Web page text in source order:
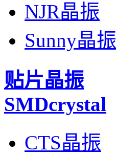
NJR晶振
Sunny晶振
贴片晶振
SMDcrystal
CTS晶振